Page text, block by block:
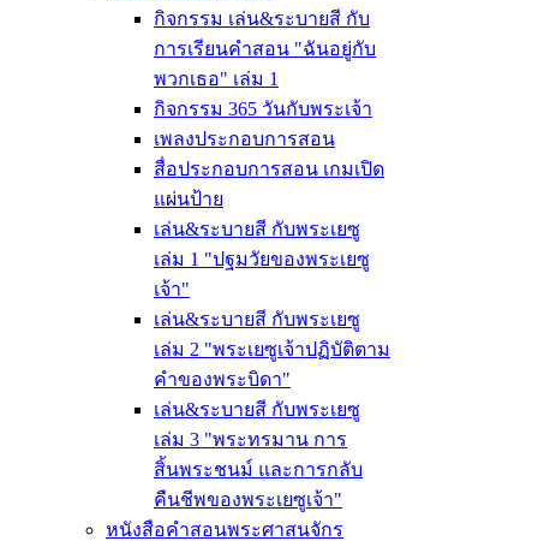
กิจกรรม เล่น&ระบายสี กับ
การเรียนคำสอน "ฉันอยู่กับ
พวกเธอ" เล่ม 1
กิจกรรม 365 วันกับพระเจ้า
เพลงประกอบการสอน
สื่อประกอบการสอน เกมเปิด
แผ่นป้าย
เล่น&ระบายสี กับพระเยซู
เล่ม 1 "ปฐมวัยของพระเยซู
เจ้า"
เล่น&ระบายสี กับพระเยซู
เล่ม 2 "พระเยซูเจ้าปฏิบัติตาม
คำของพระบิดา"
เล่น&ระบายสี กับพระเยซู
เล่ม 3 "พระทรมาน การ
สิ้นพระชนม์ และการกลับ
คืนชีพของพระเยซูเจ้า"
หนังสือคำสอนพระศาสนจักร